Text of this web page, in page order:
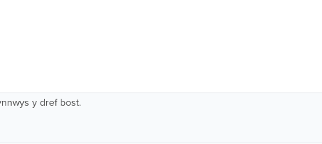
y dref bost.